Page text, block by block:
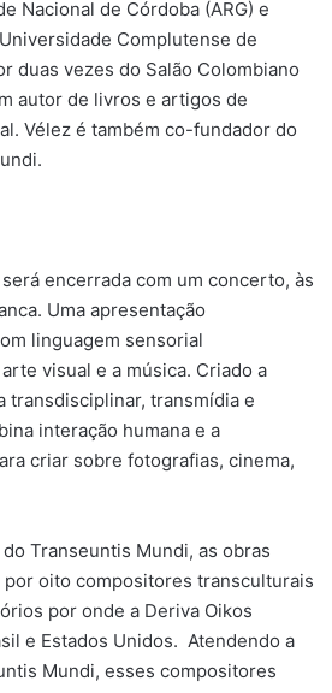
Nacional de Córdoba (ARG) e
Complutense de
duas vezes do Salão Colombiano
autor de livros e artigos de
Vélez é também co-fundador do
encerrada com um concerto, às
Uma apresentação
linguagem sensorial
visual e a música. Criado a
transdisciplinar, transmídia e
interação humana e a
criar sobre fotografias, cinema,
Transeuntis Mundi, as obras
por oito compositores transculturais
por onde a Deriva Oikos
e Estados Unidos. Atendendo a
Mundi, esses compositores